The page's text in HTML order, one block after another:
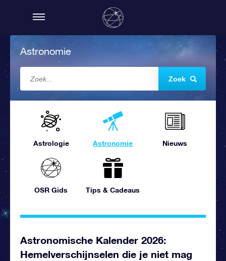
Astronomie
Zoek
Astrologie Astronomie Nieuws
OSR Gids Tips & Cadeaus
Astronomische Kalender 2026:
Hemelverschijnselen die je niet mag